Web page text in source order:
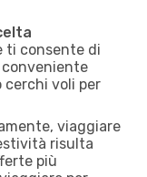
ti consente di
conveniente
voli per
viaggiare
risulta
più